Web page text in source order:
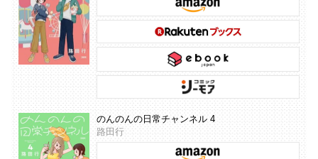
のんのんの日常チャンネル 4
路田行